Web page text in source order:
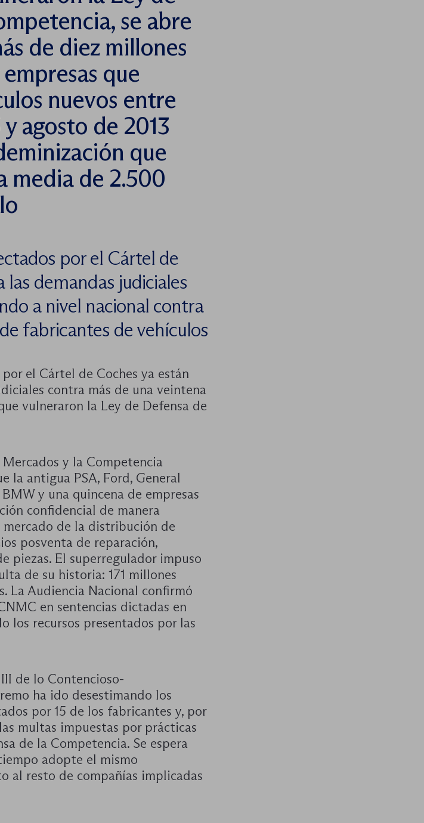
se abre
de diez millones
que
nuevos entre
agosto de 2013
que
media de 2.500
por el Cártel de
demandas judiciales
a nivel nacional contra
fabricantes de vehículos
el Cártel de Coches ya están
contra más de una veintena
vulneraron la Ley de Defensa de
y la Competencia
la antigua PSA, Ford, General
y una quincena de empresas
confidencial de manera
de la distribución de
posventa de reparación,
piezas. El superregulador impuso
de su historia: 171 millones
La Audiencia Nacional confirmó
en sentencias dictadas en
los recursos presentados por las
de lo Contencioso-
ha ido desestimando los
por 15 de los fabricantes y, por
multas impuestas por prácticas
de la Competencia. Se espera
adopte el mismo
al resto de compañías implicadas